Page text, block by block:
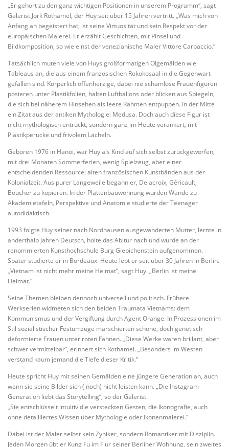
„Er gehört zu den ganz wichtigen Positionen in unserem Programm“, sagt
Galerist Jörk Rothamel, der Huy seit über 15 Jahren vertritt. „Was mich von
Anfang an begeistert hat, ist seine Virtuosität und sein Respekt vor der
europäischen Malerei. Er erzählt Geschichten, mit Pinsel und
Bildkomposition, so wie einst der venezianische Maler Vittore Carpaccio.“
Tatsächlich muten viele von Huys großformatigen Ölgemälden wie
Tableaus an, die aus einem französischen Rokokosaal in die Gegenwart
gefallen sind. Körperlich offenherzige, dabei nie schamlose Frauenfiguren
posieren unter Plastikfolien, halten Luftballons oder blicken aus Spiegeln,
die sich bei näherem Hinsehen als leere Rahmen entpuppen. In der Mitte
ein Zitat aus der antiken Mythologie: Medusa. Doch auch diese Figur ist
nicht mythologisch entrückt, sondern ganz im Heute verankert, mit
Plastikperücke und frivolem Lächeln.
Geboren 1976 in Hanoi, war Huy als Kind auf sich selbst zurückgeworfen,
mit drei Monaten Sommerferien, wenig Spielzeug, aber einer
entscheidenden Ressource: alten französischen Kunstbänden aus der
Kolonialzeit. Aus purer Langeweile begann er, Delacroix, Géricault,
Boucher zu kopieren. In der Plattenbauwohnung wurden Wände zu
Akademietafeln, Perspektive und Anatomie studierte der Teenager
autodidaktisch.
1993 folgte Huy seiner nach Nordhausen ausgewanderten Mutter, lernte in
anderthalb Jahren Deutsch, holte das Abitur nach und wurde an der
renommierten Kunsthochschule Burg Giebichenstein aufgenommen.
Später studierte er in Bordeaux. Heute lebt er seit über 30 Jahren in Berlin.
„Vietnam ist nicht mehr meine Heimat“, sagt Huy. „Berlin ist meine
Heimat.“
Seine Themen bleiben dennoch universell und politisch. Frühere
Werkserien widmeten sich den beiden Traumata Vietnams: dem
Kommunismus und der Vergiftung durch Agent Orange. In Prozessionen im
Stil sozialistischer Festumzüge marschierten schöne, doch genetisch
deformierte Frauen unter roten Fahnen. „Diese Werke waren brillant, aber
schwer vermittelbar“, erinnert sich Rothamel. „Besonders im Westen
verstand kaum jemand die Tiefe dieser Kritik.“
Heute spricht Huy mit seinen Gemälden eine jüngere Generation an, auch
wenn sie seine Bilder sich ( noch) nicht leisten kann. „Die Instagram-
Generation liebt das Storytelling“, so der Galerist.
„Sie entschlüsselt intuitiv die versteckten Gesten, die Ikonografie, auch
ohne detailliertes Wissen über Mythologie oder Ikonenmalerei.“
Dabei ist der Maler selbst kein Zyniker, sondern Romantiker mit Disziplin.
Jeden Morgen übt er Kung Fu im Flur seiner Berliner Wohnung, sein zweites